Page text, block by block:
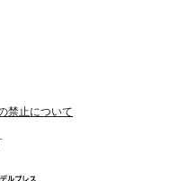
禁止について